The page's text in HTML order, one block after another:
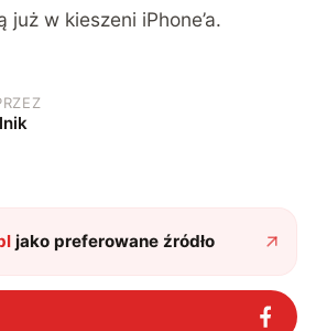
już w kieszeni iPhone’a.
jako preferowane źródło